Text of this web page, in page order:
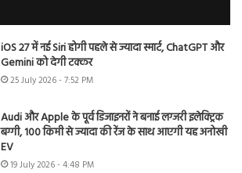
iOS 27 में नई Siri होगी पहले से ज्यादा स्मार्ट, ChatGPT और
Gemini को देगी टक्कर
25 July 2026 - 7:52 PM
Audi और Apple के पूर्व डिजाइनरों ने बनाई लग्जरी इलेक्ट्रिक
बग्गी, 100 किमी से ज्यादा की रेंज के साथ आएगी यह अनोखी
EV
19 July 2026 - 4:48 PM